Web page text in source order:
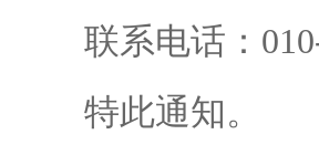
联系电话：010-
特此通知。